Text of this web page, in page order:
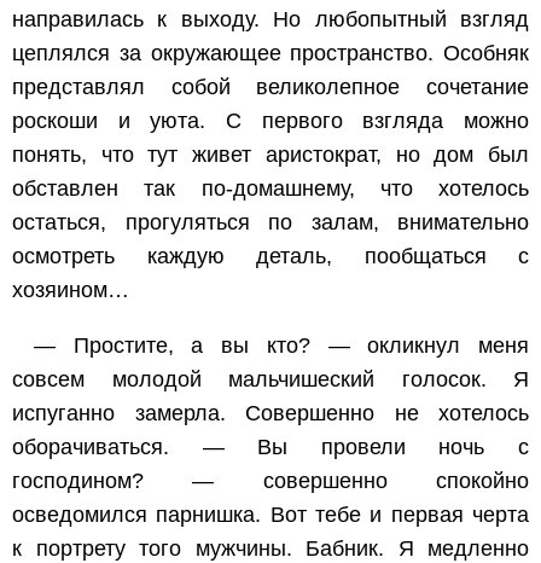
направилась к выходу. Но любопытный взгляд
цеплялся за окружающее пространство. Особняк
представлял собой великолепное сочетание
роскоши и уюта. С первого взгляда можно
понять, что тут живет аристократ, но дом был
обставлен так по-домашнему, что хотелось
остаться, прогуляться по залам, внимательно
осмотреть каждую деталь, пообщаться с
хозяином…
— Простите, а вы кто? — окликнул меня
совсем молодой мальчишеский голосок. Я
испуганно замерла. Совершенно не хотелось
оборачиваться. — Вы провели ночь с
господином? — совершенно спокойно
осведомился парнишка. Вот тебе и первая черта
к портрету того мужчины. Бабник. Я медленно